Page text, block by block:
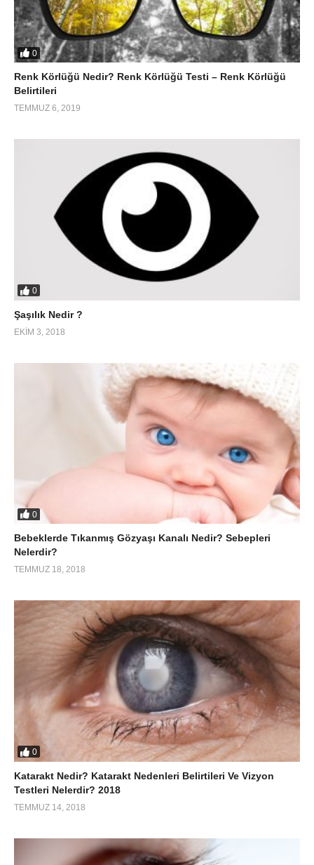
0
Renk Körlüğü Nedir? Renk Körlüğü Testi – Renk Körlüğü
Belirtileri
TEMMUZ 6, 2019
0
Şaşılık Nedir ?
EKIM 3, 2018
0
Bebeklerde Tıkanmış Gözyaşı Kanalı Nedir? Sebepleri
Nelerdir?
TEMMUZ 18, 2018
0
Katarakt Nedir? Katarakt Nedenleri Belirtileri Ve Vizyon
Testleri Nelerdir? 2018
TEMMUZ 14, 2018